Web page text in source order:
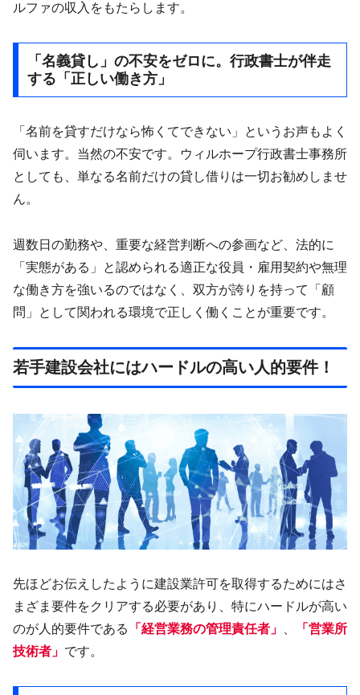
ルファの収入をもたらします。
「名義貸し」の不安をゼロに。行政書士が伴走
する「正しい働き方」
​「名前を貸すだけなら怖くてできない」というお声もよく
伺います。当然の不安です。ウィルホープ行政書士事務所
としても、単なる名前だけの貸し借りは一切お勧めしませ
ん。
週数日の勤務や、重要な経営判断への参画など、法的に
「実態がある」と認められる適正な役員・雇用契約や無理
な働き方を強いるのではなく、双方が誇りを持って「顧
問」として関われる環境で正しく働くことが重要です。
若手建設会社にはハードルの高い人的要件！
先ほどお伝えしたように建設業許可を取得するためにはさ
まざま要件をクリアする必要があり、特にハードルが高い
のが人的要件である
「経営業務の管理責任者」
「営業所
技術者」 です。